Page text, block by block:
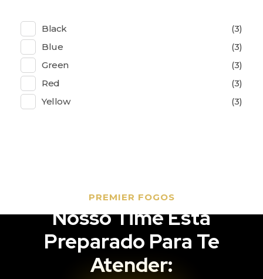
Black
(3)
Blue
(3)
Green
(3)
Red
(3)
Yellow
(3)
PREMIER FOGOS
Nosso Time Está
Preparado Para Te
Atender: